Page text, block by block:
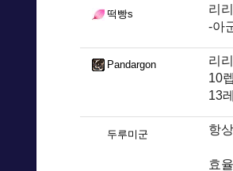
떡빵s
리
-아
Pandargon
리
10
13
두루미군 항
효